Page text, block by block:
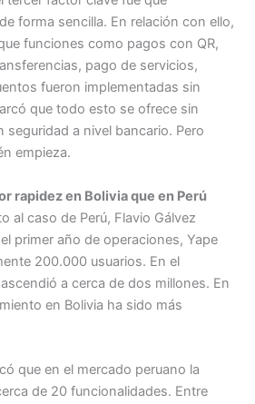
forma sencilla. En relación con ello,
funciones como pagos con QR,
pago de servicios,
fueron implementadas sin
que todo esto se ofrece sin
seguridad a nivel bancario. Pero
empieza.
rapidez en Bolivia que en Perú
al caso de Perú, Flavio Gálvez
primer año de operaciones, Yape
200.000 usuarios. En el
a cerca de dos millones. En
en Bolivia ha sido más
que en el mercado peruano la
de 20 funcionalidades. Entre